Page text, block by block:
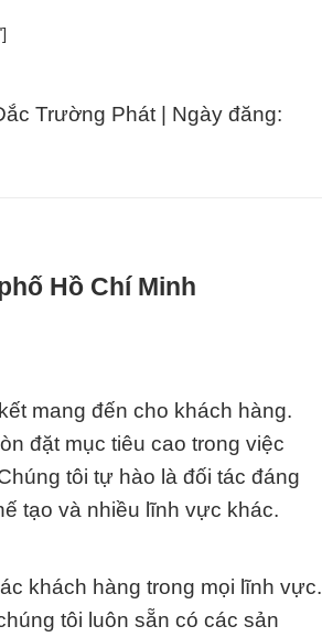
Trường Phát | Ngày đăng:
Hồ Chí Minh
mang đến cho khách hàng.
đặt mục tiêu cao trong việc
tôi tự hào là đối tác đáng
tạo và nhiều lĩnh vực khác.
khách hàng trong mọi lĩnh vực.
tôi luôn sẵn có các sản